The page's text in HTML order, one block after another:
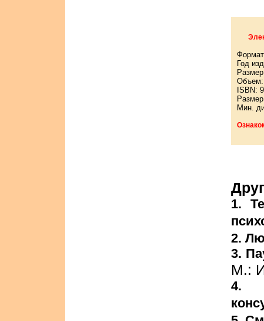
Год
Объем:
ISBN:
Мин.
1.
2.
3.
М.:
4.